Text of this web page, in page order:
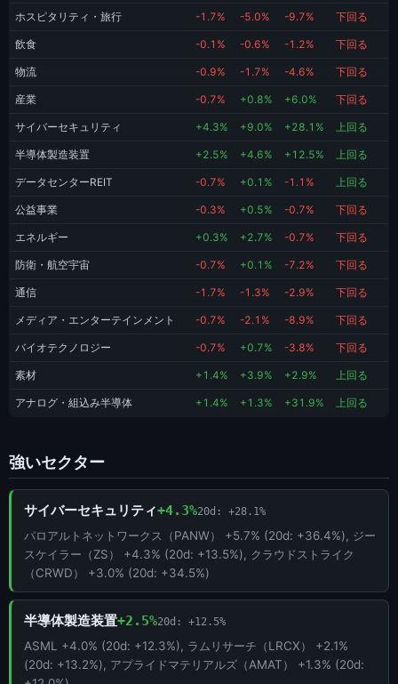
ホスピタリティ・旅行 -1.7% -5.0% -9.7% 下回る
飲食 -0.1% -0.6% -1.2% 下回る
物流 -0.9% -1.7% -4.6% 下回る
産業 -0.7% +0.8% +6.0% 下回る
サイバーセキュリティ +4.3% +9.0% +28.1% 上回る
半導体製造装置 +2.5% +4.6% +12.5% 上回る
データセンターREIT -0.7% +0.1% -1.1% 上回る
公益事業 -0.3% +0.5% -0.7% 下回る
エネルギー +0.3% +2.7% -0.7% 下回る
防衛・航空宇宙 -0.7% +0.1% -7.2% 下回る
通信 -1.7% -1.3% -2.9% 下回る
メディア・エンターテインメント -0.7% -2.1% -8.9% 下回る
バイオテクノロジー -0.7% +0.7% -3.8% 下回る
素材 +1.4% +3.9% +2.9% 上回る
アナログ・組込み半導体 +1.4% +1.3% +31.9% 上回る
強いセクター
サイバーセキュリティ+4.3%20d: +28.1%
パロアルトネットワークス（PANW） +5.7% (20d: +36.4%), ジー
スケイラー（ZS） +4.3% (20d: +13.5%), クラウドストライク
（CRWD） +3.0% (20d: +34.5%)
半導体製造装置+2.5%20d: +12.5%
ASML +4.0% (20d: +12.3%), ラムリサーチ（LRCX） +2.1%
(20d: +13.2%), アプライドマテリアルズ（AMAT） +1.3% (20d: